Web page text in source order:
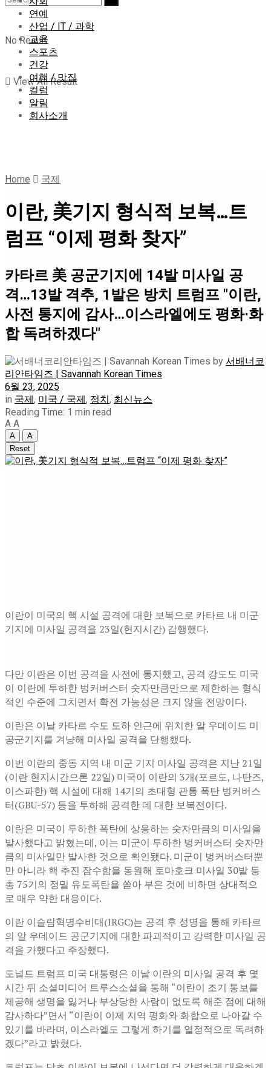
No Result
View All Result
연예
산업 / IT / 과학
교육
스포츠
건강
여행 / 맛집
컬럼
알림
회사소개
Home 국제
이란, 美기지 형식적 보복…트
럼프 “이제 평화 찾자”
카타르 美 공군기지에 14발 미사일 공
격…13발 격추, 1발은 방치 트럼프 "이란,
사전 통지에 감사…이스라엘에도 평화·화
합 독려하겠다"
by 서배너코
리안타임즈 | Savannah Korean Times
6월 23, 2025
in 국제, 미국 / 국제, 정치, 최신뉴스
Reading Time: 1 min read
A A
A
A
Reset
이란이 미국의 핵 시설 공격에 대한 보복으로 카타르 내 미군
기지에 미사일 공격을 23일(현지시간) 감행했다.
다만 이란은 이번 공격을 사전에 통지했고, 공격 강도도 미국
이 이란에 투하한 벙커버스터 숫자만큼만으로 제한하는 형식
적인 수준에 그치면서 확전 가능성은 크지 않을 전망이다.
이란은 이날 카타르 수도 도하 인근에 위치한 알 우데이드 미
공군기지를 겨냥해 미사일 공격을 단행했다.
이번 이란의 중동 지역 내 미군 기지 미사일 공격은 지난 21일
(이란 현지시간으론 22일) 미국이 이란의 3개(포르도, 나탄즈,
이스파한) 핵 시설에 대해 14기의 초대형 관통 폭탄 벙커버스
터(GBU-57) 등을 투하해 공격한 데 대한 보복전이다.
이란은 미국이 투하한 폭탄에 상응하는 숫자만큼의 미사일을
발사했다고 밝혔는데, 이는 미군이 투하한 벙커버스터 숫자만
큼의 미사일만 발사한 것으로 확인됐다. 미군이 벙커버스터뿐
만 아니라 핵 추진 잠수함을 동원해 토마호크 미사일 30발 등
총 75기의 정밀 유도폭탄을 쏟아 부은 것에 비하면 상대적으
로 매우 약한 대응이다.
이란 이슬람혁명수비대(IRGC)는 공격 후 성명을 통해 카타르
의 알 우데이드 공군기지에 대한 파괴적이고 강력한 미사일 공
격을 가했다고 주장했다.
도널드 트럼프 미국 대통령은 이날 이란의 미사일 공격 후 몇
시간 뒤 소셜미디어 트루스소셜을 통해 “이란이 조기 통보를
제공해 생명을 잃거나 부상당한 사람이 없도록 해준 점에 대해
감사하다”면서 “이란이 이제 지역 평화와 화합으로 나아갈 수
있기를 바라며, 이스라엘도 그렇게 하기를 열정적으로 독려하
겠다”라고 밝혔다.